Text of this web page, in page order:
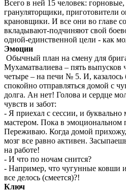
Всего в ней 15 человек:
грануляторщики, приготовители
крановщики. И все они во главе
вкладывают-подчиняют свой
одной-единственной цели - как
Эмоции
Обычный план на смену для
Мухаматвалиева – пять
четыре – на печи № 5. И,
спокойно отправляться домой с
долга. Ан нет! Голова и сердце
чувств и забот:
- Я приехал с сессии, и буквально
мастером. Пока в эмоциональном
Переживаю. Когда домой
мозг все равно активен.
на работе!
- И что по ночам снится?
- Например, что чугунные ковши
все делось (смеется)?!
Ключ